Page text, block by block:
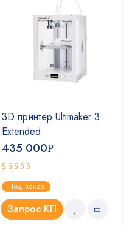
3D принтер Ultimaker 3
Extended
435 000Р
Оценка
5.00из 5
Под заказ
Запрос КП